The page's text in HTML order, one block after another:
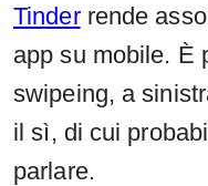
Tinderrende
app su mobile. È
swipeing, a
il sì, di cui
parlare.